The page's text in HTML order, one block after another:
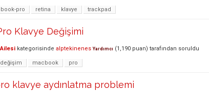
pro retina klavye trackpad
Klavye Değişimi
kategorisinde alptekinenes Yardımcı (1,190 puan) tarafından soruldu
değişim macbook pro
klavye aydınlatma problemi